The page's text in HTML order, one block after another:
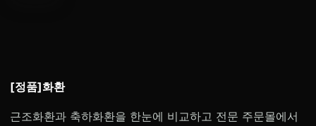
[정품]화환
근조화환과 축하화환을 한눈에 비교하고 전문 주문몰에서